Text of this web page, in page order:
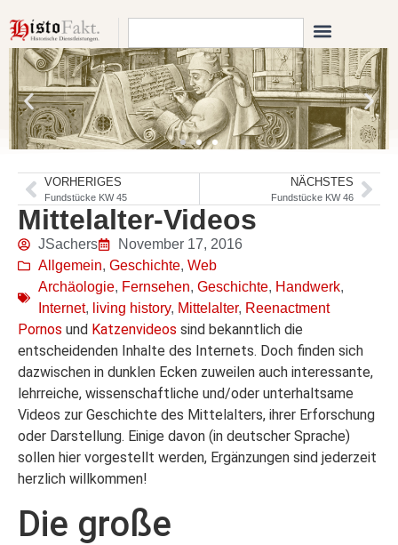
VORHERIGES
Fundstücke KW 45
NÄCHSTES
Fundstücke KW 46
Mittelalter-Videos
JSachers
November 17, 2016
Allgemein, Geschichte, Web
Archäologie, Fernsehen, Geschichte, Handwerk,
Internet, living history, Mittelalter, Reenactment
Pornos und Katzenvideos sind bekanntlich die
entscheidenden Inhalte des Internets. Doch finden sich
dazwischen in dunklen Ecken zuweilen auch interessante,
lehrreiche, wissenschaftliche und/oder unterhaltsame
Videos zur Geschichte des Mittelalters, ihrer Erforschung
oder Darstellung. Einige davon (in deutscher Sprache)
sollen hier vorgestellt werden, Ergänzungen sind jederzeit
herzlich willkommen!
Die große